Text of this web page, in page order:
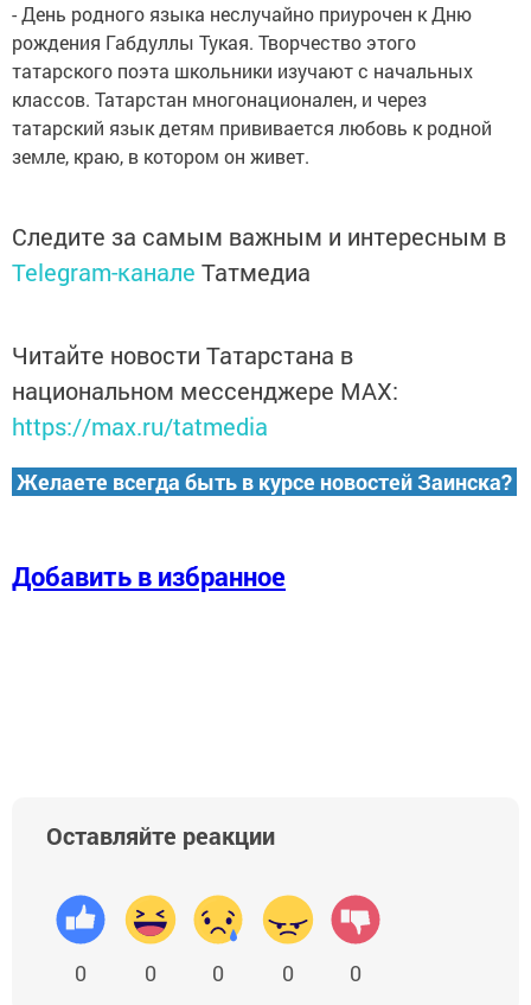
- День родного языка неслучайно приурочен к Дню
рождения Габдуллы Тукая. Творчество этого
татарского поэта школьники изучают с начальных
классов. Татарстан многонационален, и через
татарский язык детям прививается любовь к родной
земле, краю, в котором он живет.
Следите за самым важным и интересным в
Telegram-канале Татмедиа
Читайте новости Татарстана в
национальном мессенджере MАХ:
https://max.ru/tatmedia
Желаете всегда быть в курсе новостей Заинска?
Добавить в избранное
Оставляйте реакции
0 0 0 0 0